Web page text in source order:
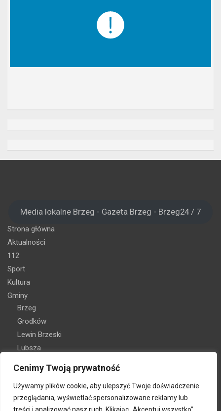
Cenimy Twoją prywatność
Używamy plików cookie, aby ulepszyć Twoje doświadczenie
przeglądania, wyświetlać spersonalizowane reklamy lub
Media lokalne Brzeg - Gazeta Brzeg - Brzeg24 / 7
Strona główna
Aktualności
112
Sport
Kultura
Gminy
Brzeg
Grodków
Lewin Brzeski
Lubsza
Skarbimierz
Oferta reklamy
Kontakt